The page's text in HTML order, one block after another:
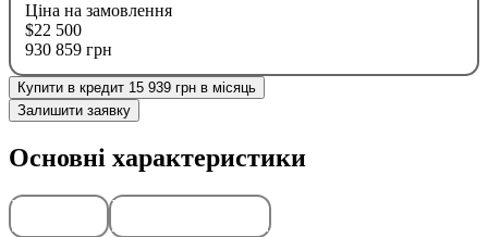
Ціна на замовлення
$22 500
930 859 грн
Купити в кредит 15 939 грн в місяць
Залишити заявку
Основні характеристики
Передоплата
50%
Гарантія
2
тис. км